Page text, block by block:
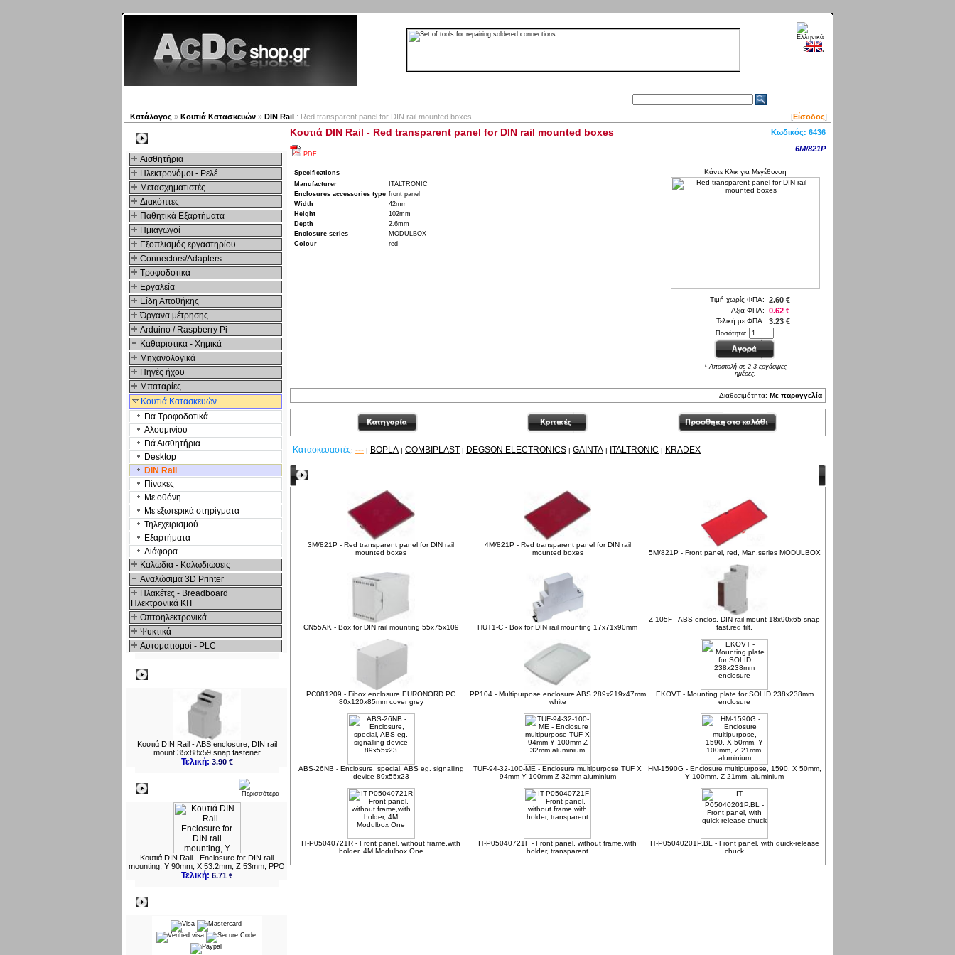
Κατάλογος » Κουτιά Κατασκευών » DIN Rail : Red transparent panel for DIN rail mounted boxes [Είσοδος]
Αισθητήρια
Ηλεκτρονόμοι - Ρελέ
Μετασχηματιστές
Διακόπτες
Παθητικά Εξαρτήματα
Hμιαγωγοί
Εξοπλισμός εργαστηρίου
Connectors/Adapters
Τροφοδοτικά
Εργαλεία
Είδη Αποθήκης
Όργανα μέτρησης
Arduino / Raspberry Pi
Καθαριστικά - Χημικά
Μηχανολογικά
Πηγές ήχου
Μπαταρίες
Κουτιά Κατασκευών
Για Τροφοδοτικά
Αλουμινίου
Γιά Αισθητήρια
Desktop
DIN Rail
Πίνακες
Με οθόνη
Με εξωτερικά στηρίγματα
Τηλεχειρισμού
Εξαρτήματα
Διάφορα
Καλώδια - Καλωδιώσεις
Αναλώσιμα 3D Printer
Πλακέτες - Breadboard
Ηλεκτρονικά ΚΙΤ
Οπτοηλεκτρονικά
Ψυκτικά
Αυτοματισμοί - PLC
Κουτιά DIN Rail - ABS enclosure, DIN rail
mount 35x88x59 snap fastener
Τελική: 3.90 €
Κουτιά DIN Rail - Enclosure for DIN rail
mounting, Y 90mm, X 53.2mm, Z 53mm, PPO
Τελική: 6.71 €
Κουτιά DIN Rail - Red transparent panel for DIN rail mounted boxes Κωδικός: 6436
PDF
6M/821P
Κάντε Κλικ για Μεγέθυνση
Τιμή χωρίς ΦΠΑ: 2.60 €
Αξία ΦΠΑ: 0.62 €
Τελική με ΦΠΑ: 3.23 €
Ποσότητα:
* Αποστολή σε 2-3 εργάσιμες
ημέρες.
Specifications
Manufacturer
ITALTRONIC
Enclosures accessories type front panel
Width
42mm
Height
102mm
Depth
2.6mm
Enclosure series
MODULBOX
Colour
red
Διαθεσιμότητα: Με παραγγελία
Κατασκευαστές: --- | BOPLA | COMBIPLAST | DEGSON ELECTRONICS | GAINTA | ITALTRONIC | KRADEX
3M/821P - Red transparent panel for DIN rail
mounted boxes
4M/821P - Red transparent panel for DIN rail
mounted boxes
5M/821P - Front panel, red, Man.series MODULBOX
CN55AK - Box for DIN rail mounting 55x75x109 HUT1-C - Box for DIN rail mounting 17x71x90mm
Z-105F - ABS enclos. DIN rail mount 18x90x65 snap
fast.red filt.
PC081209 - Fibox enclosure EURONORD PC
80x120x85mm cover grey
PP104 - Multipurpose enclosure ABS 289x219x47mm
white
EKOVT - Mounting plate for SOLID 238x238mm
enclosure
ABS-26NB - Enclosure, special, ABS eg. signalling
device 89x55x23
TUF-94-32-100-ME - Enclosure multipurpose TUF X
94mm Y 100mm Z 32mm aluminium
HM-1590G - Enclosure multipurpose, 1590, X 50mm,
Y 100mm, Z 21mm, aluminium
IT-P05040721R - Front panel, without frame,with
holder, 4M Modulbox One
IT-P05040721F - Front panel, without frame,with
holder, transparent
IT-P05040201P.BL - Front panel, with quick-release
chuck